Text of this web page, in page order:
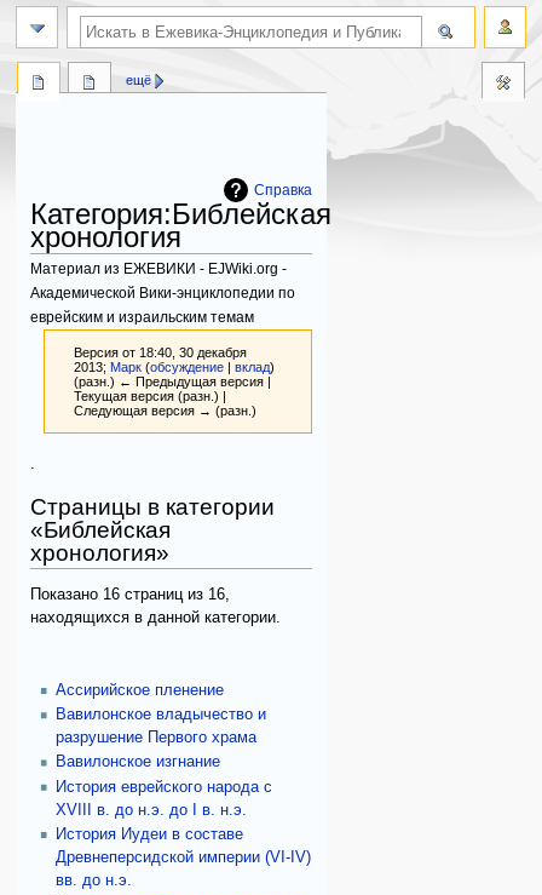
Справка
Категория:Библейская
хронология
Материал из ЕЖЕВИКИ - EJWiki.org -
Академической Вики-энциклопедии по
еврейским и израильским темам
Версия от 18:40, 30 декабря
2013; Марк (обсуждение |вклад)
(разн.) ← Предыдущая версия |
Текущая версия (разн.) |
Следующая версия → (разн.)
навигации
поиску
.
Страницы в категории
«Библейская
хронология»
Показано 16 страниц из 16,
находящихся в данной категории.
Ассирийское пленение
Вавилонское владычество и
разрушение Первого храма
Вавилонское изгнание
История еврейского народа с
XVIII в. до н.э. до I в. н.э.
История Иудеи в составе
Древнеперсидской империи (VI-IV)
вв. до н.э.
ещё
поиск по словам